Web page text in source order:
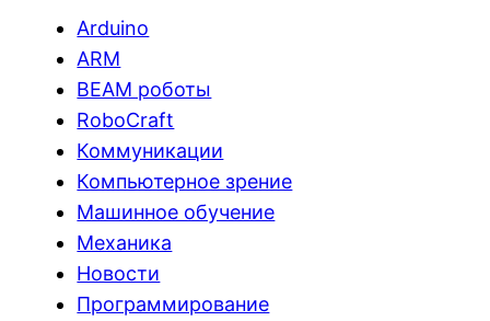
Arduino
ARM
BEAM роботы
RoboCraft
Коммуникации
Компьютерное зрение
Машинное обучение
Механика
Новости
Программирование